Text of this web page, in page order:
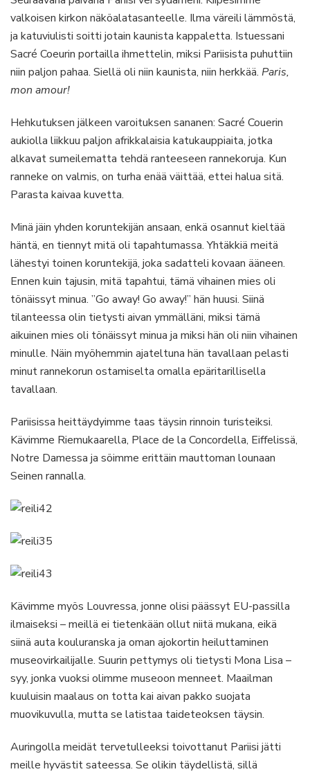
valkoisen kirkon näköalatasanteelle. Ilma väreili lämmöstä,
ja katuviulisti soitti jotain kaunista kappaletta. Istuessani
Sacré Coeurin portailla ihmettelin, miksi Pariisista puhuttiin
niin paljon pahaa. Siellä oli niin kaunista, niin herkkää. Paris,
mon amour!
Hehkutuksen jälkeen varoituksen sananen: Sacré Couerin
aukiolla liikkuu paljon afrikkalaisia katukauppiaita, jotka
alkavat sumeilematta tehdä ranteeseen rannekoruja. Kun
ranneke on valmis, on turha enää väittää, ettei halua sitä.
Parasta kaivaa kuvetta.
Minä jäin yhden koruntekijän ansaan, enkä osannut kieltää
häntä, en tiennyt mitä oli tapahtumassa. Yhtäkkiä meitä
lähestyi toinen koruntekijä, joka sadatteli kovaan ääneen.
Ennen kuin tajusin, mitä tapahtui, tämä vihainen mies oli
tönäissyt minua. ”Go away! Go away!” hän huusi. Siinä
tilanteessa olin tietysti aivan ymmälläni, miksi tämä
aikuinen mies oli tönäissyt minua ja miksi hän oli niin vihainen
minulle. Näin myöhemmin ajateltuna hän tavallaan pelasti
minut rannekorun ostamiselta omalla epäritarillisella
tavallaan.
Pariisissa heittäydyimme taas täysin rinnoin turisteiksi.
Kävimme Riemukaarella, Place de la Concordella, Eiffelissä,
Notre Damessa ja söimme erittäin mauttoman lounaan
Seinen rannalla.
Kävimme myös Louvressa, jonne olisi päässyt EU-passilla
ilmaiseksi – meillä ei tietenkään ollut niitä mukana, eikä
siinä auta kouluranska ja oman ajokortin heiluttaminen
museovirkailijalle. Suurin pettymys oli tietysti Mona Lisa –
syy, jonka vuoksi olimme museoon menneet. Maailman
kuuluisin maalaus on totta kai aivan pakko suojata
muovikuvulla, mutta se latistaa taideteoksen täysin.
Auringolla meidät tervetulleeksi toivottanut Pariisi jätti
meille hyvästit sateessa. Se olikin täydellistä, sillä